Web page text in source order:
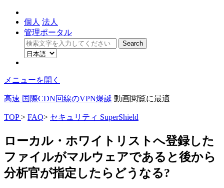
個人 法人
管理ポータル
メニューを開く
高速 国際CDN回線のVPN爆誕 動画閲覧に最適
TOP> FAQ> セキュリティ SuperShield
ローカル・ホワイトリストへ登録した
ファイルがマルウェアであると後から
分析官が指定したらどうなる?